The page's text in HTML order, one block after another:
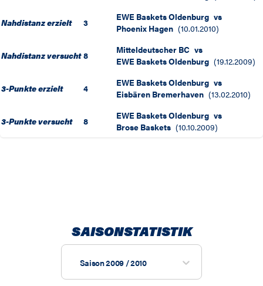
Nahdistanz erzielt 3 EWE Baskets Oldenburg vs
Phoenix Hagen (10.01.2010)
Nahdistanz versucht 8 Mitteldeutscher BC vs
EWE Baskets Oldenburg (19.12.2009)
3-Punkte erzielt 4 EWE Baskets Oldenburg vs
Eisbären Bremerhaven (13.02.2010)
3-Punkte versucht 8 EWE Baskets Oldenburg vs
Brose Baskets (10.10.2009)
SAISONSTATISTIK
Saison 2009 / 2010